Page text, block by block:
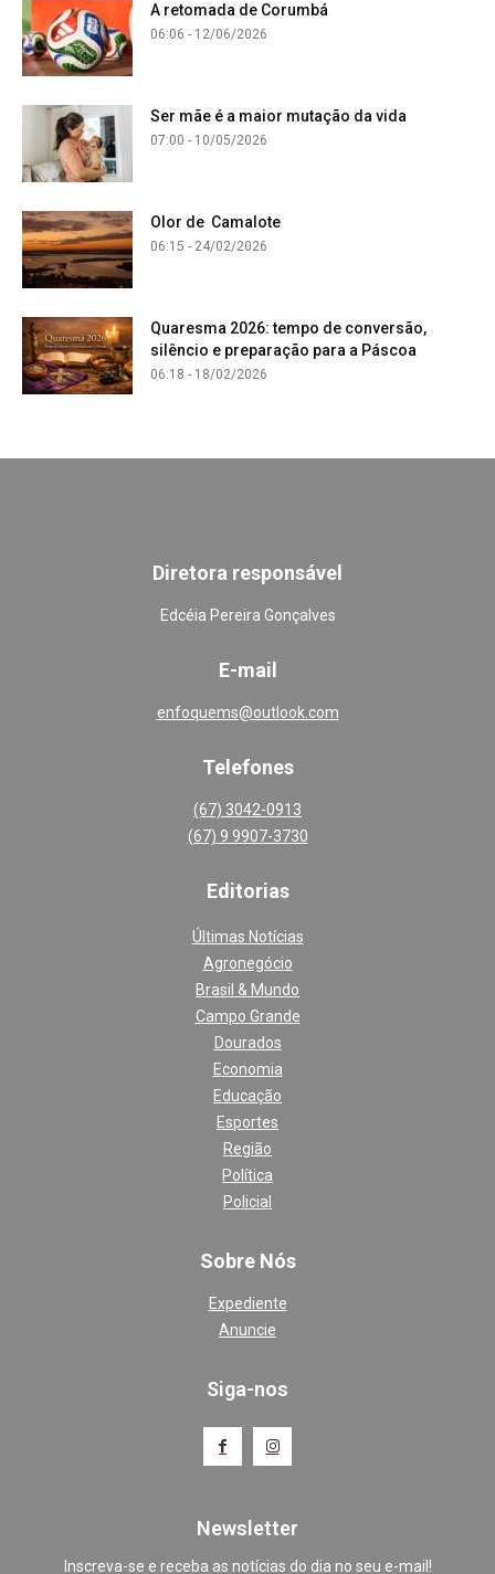
A retomada de Corumbá
06:06 - 12/06/2026
Ser mãe é a maior mutação da vida
07:00 - 10/05/2026
Olor de Camalote
06:15 - 24/02/2026
Quaresma 2026: tempo de conversão,
silêncio e preparação para a Páscoa
06:18 - 18/02/2026
Diretora responsável
Edcéia Pereira Gonçalves
E-mail
enfoquems@outlook.com
Telefones
(67) 3042-0913
(67) 9 9907-3730
Editorias
Últimas Notícias
Agronegócio
Brasil & Mundo
Campo Grande
Dourados
Economia
Educação
Esportes
Região
Política
Policial
Sobre Nós
Expediente
Anuncie
Siga-nos
Newsletter
Inscreva-se e receba as notícias do dia no seu e-mail!